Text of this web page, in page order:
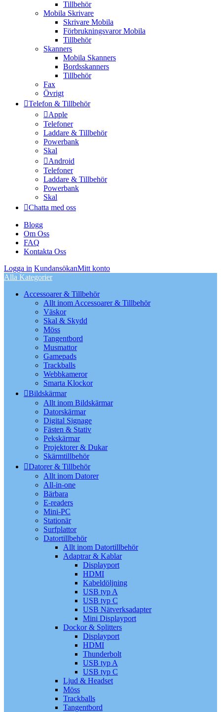
Tillbehör
Mobila Skrivare
Skrivare Mobila
Förbrukningsvaror Mobila
Tillbehör
Skanners
Mobila Skanners
Bordsskanners
Tillbehör
Fax
Övrigt
Telefon & Tillbehör
Apple
Telefoner
Laddare & Tillbehör
Powerbank
Skal
Android
Telefoner
Laddare & Tillbehör
Powerbank
Skal
Chatta med oss
Blogg
Om Oss
FAQ
Kontakta Oss
Logga in KundansökanMitt konto
Alla Kategorier
Accessoarer & Tillbehör
Allt inom Accessoarer & Tillbehör
Väskor
Skal & Skydd
Möss
Tangentbord
Musmattor
Gamepads
Trackballs
Webbkameror
Smarta Klockor
Bildskärmar
Allt inom Bildskärmar
Datorskärmar
Digital Signage
Fästen & Stativ
Pekskärmar
Projektorer & Dukar
Skärmtillbehör
Datorer & Tillbehör
Allt inom Datorer
All-in-one
Bärbara
E-readers
Mini-PC
Stationär
Surfplattor
Datortillbehör
Allt inom Datortillbehör
Adaptrar & Kablar
Displayport
HDMI
Kabeldöljning
USB typ A
USB typ C
USB Nätverksadapter
Mini Displayport
Dockor & Splitters
Displayport
HDMI
Thunderbolt
USB typ A
USB typ C
Ljud & Headset
Möss
Trackballs
Tangentbord